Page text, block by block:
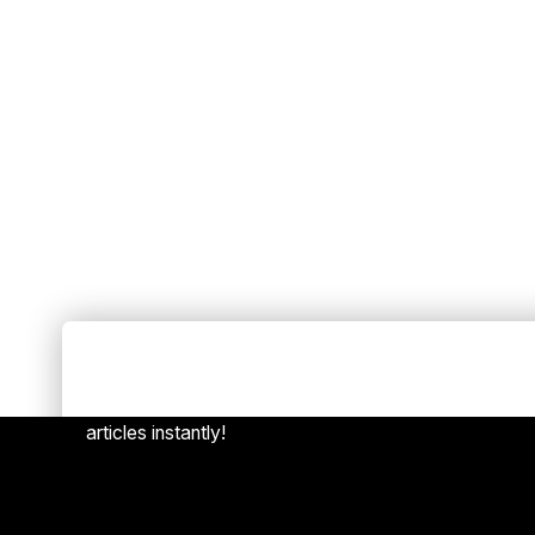
articles instantly!